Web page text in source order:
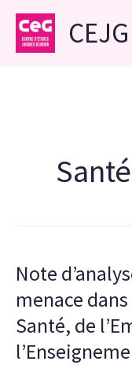
Aller
contenu
CEJG
Santé
Note
menace
Santé, de